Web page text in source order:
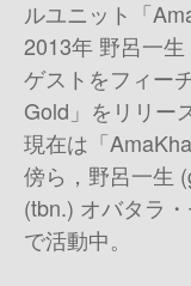
ルユニット「
2013年 野呂一
ゲストをフィー
Gold」をリリー
現在は「
傍ら，野呂一生
(tbn.) オバタラ
で活動中。